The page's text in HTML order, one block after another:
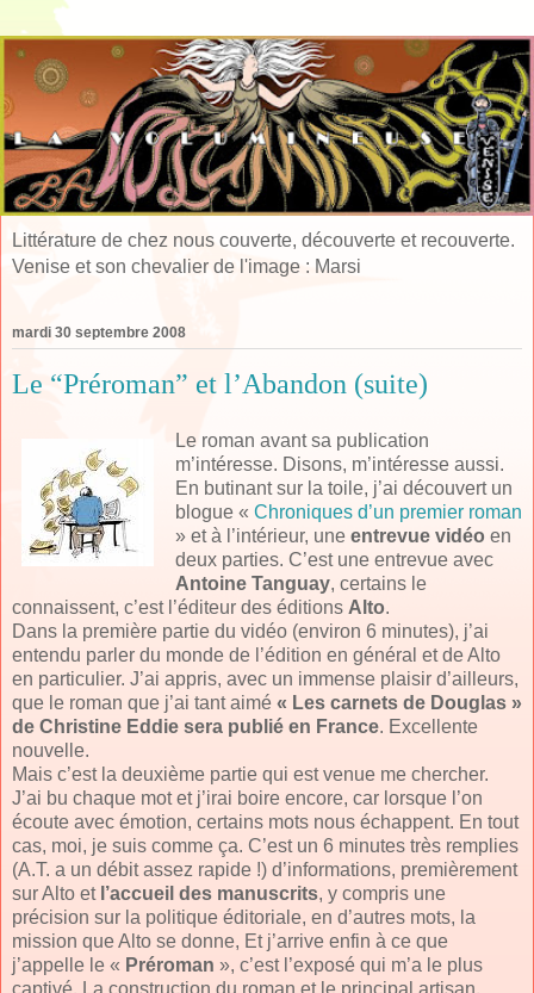
Littérature de chez nous couverte, découverte et recouverte.
Venise et son chevalier de l'image : Marsi
mardi 30 septembre 2008
Le “Préroman” et l’Abandon (suite)
Le roman avant sa publication
m’intéresse. Disons, m’intéresse aussi.
En butinant sur la toile, j’ai découvert un
blogue « Chroniques d’un premier roman
» et à l’intérieur, une entrevue vidéo en
deux parties. C’est une entrevue avec
Antoine Tanguay, certains le
connaissent, c’est l’éditeur des éditions Alto.
Dans la première partie du vidéo (environ 6 minutes), j’ai
entendu parler du monde de l’édition en général et de Alto
en particulier. J’ai appris, avec un immense plaisir d’ailleurs,
que le roman que j’ai tant aimé « Les carnets de Douglas »
de Christine Eddie sera publié en France. Excellente
nouvelle.
Mais c’est la deuxième partie qui est venue me chercher.
J’ai bu chaque mot et j’irai boire encore, car lorsque l’on
écoute avec émotion, certains mots nous échappent. En tout
cas, moi, je suis comme ça. C’est un 6 minutes très remplies
(A.T. a un débit assez rapide !) d’informations, premièrement
sur Alto et l’accueil des manuscrits, y compris une
précision sur la politique éditoriale, en d’autres mots, la
mission que Alto se donne, Et j’arrive enfin à ce que
j’appelle le « Préroman », c’est l’exposé qui m’a le plus